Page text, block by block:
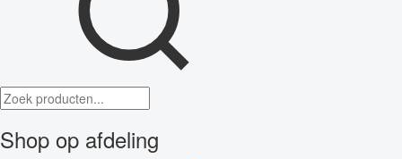
Shop op afdeling